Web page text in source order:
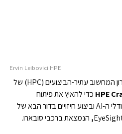
Ervin Leibovici HPE
יצרנית הרכב סובארו בחרה בפתרון המחשוב עתיר-הביצועים (HPC) של
HPE כדי להאיץ את פיתוח
טכנולוגיות הזיהוי החזותי, אימון מודלי ה-AI וביצוע חיזויים בדור הבא של
, הנמצאת ברכבי סובארו.